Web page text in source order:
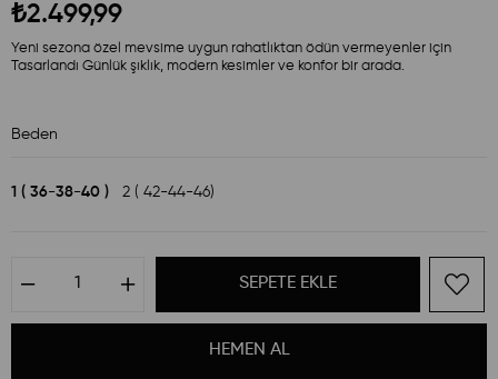
₺2.499,99
Yeni sezona özel mevsime uygun rahatlıktan ödün vermeyenler için
Tasarlandı Günlük şıklık, modern kesimler ve konfor bir arada.
Beden
1 ( 36-38-40 ) 2 ( 42-44-46)